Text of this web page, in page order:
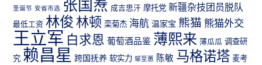
圣诞节 安省市选 张国焘 成吉思汗 摩托党 新疆杂技团员脱队
最低工资 林俊 林顿 栾菊杰 海航 温家宝 熊猫 熊猫外交
王立军 白求恩 葡萄酒品鉴 薄熙来 薄瓜瓜 调查研
究 赖昌星 跨国抚养 软实力 邹至蕙 陈敏 马格诺塔 麦考